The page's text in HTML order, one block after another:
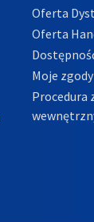
Oferta
Oferta
Moje zgody
Procedura